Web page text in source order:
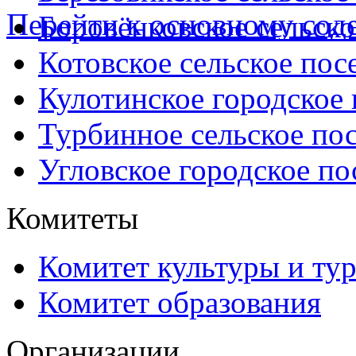
Перейти к основному
Боровёнковское
Котовское сельское
Кулотинское городское
Турбинное сельское
Угловское городское
Комитеты
Комитет культуры и
Комитет образования